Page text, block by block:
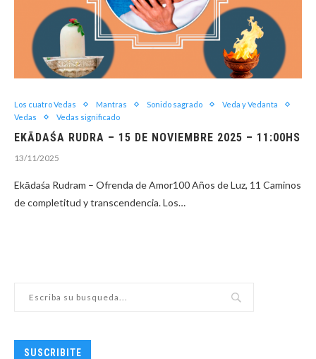
Los cuatro Vedas Mantras Sonido sagrado
Veda y Vedanta
Vedas
Vedas significado
EKĀDAŚA RUDRA – 15 DE NOVIEMBRE 2025 – 11:00HS
13/11/2025
Ekādaśa Rudram – Ofrenda de Amor100 Años de Luz, 11 Caminos
de completitud y transcendencia. Los…
SUSCRIBITE